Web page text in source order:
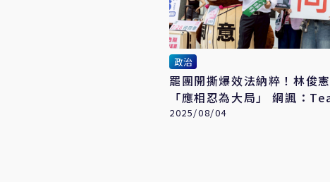
政治
罷團開撕爆效法納粹！林俊
「應相忍為大局」 網諷：
粹
2025/08/04